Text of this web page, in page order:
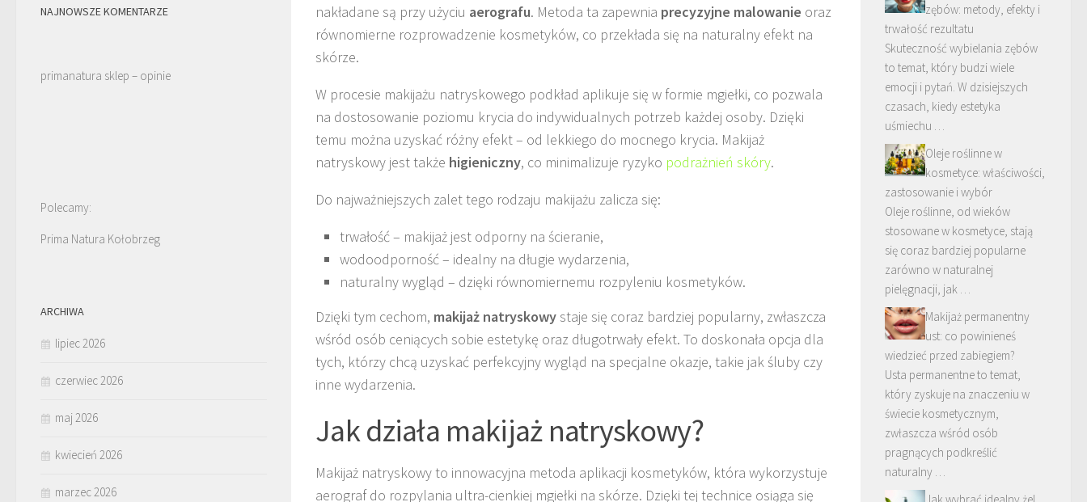
nakładane są przy użyciu aerografu. Metoda ta zapewnia precyzyjne malowanie oraz
równomierne rozprowadzenie kosmetyków, co przekłada się na naturalny efekt na
skórze.
W procesie makijażu natryskowego podkład aplikuje się w formie mgiełki, co pozwala
na dostosowanie poziomu krycia do indywidualnych potrzeb każdej osoby. Dzięki
temu można uzyskać różny efekt – od lekkiego do mocnego krycia. Makijaż
natryskowy jest także higieniczny, co minimalizuje ryzyko podrażnień skóry.
Do najważniejszych zalet tego rodzaju makijażu zalicza się:
trwałość – makijaż jest odporny na ścieranie,
wodoodporność – idealny na długie wydarzenia,
naturalny wygląd – dzięki równomiernemu rozpyleniu kosmetyków.
Dzięki tym cechom, makijaż natryskowy staje się coraz bardziej popularny, zwłaszcza
wśród osób ceniących sobie estetykę oraz długotrwały efekt. To doskonała opcja dla
tych, którzy chcą uzyskać perfekcyjny wygląd na specjalne okazje, takie jak śluby czy
inne wydarzenia.
Jak działa makijaż natryskowy?
Makijaż natryskowy to innowacyjna metoda aplikacji kosmetyków, która wykorzystuje
aerograf do rozpylania ultra-cienkiej mgiełki na skórze. Dzięki tej technice osiąga się
NAJNOWSZE KOMENTARZE
primanatura sklep – opinie
Polecamy:
Prima Natura Kołobrzeg
ARCHIWA
lipiec 2026
czerwiec 2026
maj 2026
kwiecień 2026
marzec 2026
zębów: metody, efekty i
trwałość rezultatu
Skuteczność wybielania zębów
to temat, który budzi wiele
emocji i pytań. W dzisiejszych
czasach, kiedy estetyka
uśmiechu …
Oleje roślinne w
kosmetyce: właściwości,
zastosowanie i wybór
Oleje roślinne, od wieków
stosowane w kosmetyce, stają
się coraz bardziej popularne
zarówno w naturalnej
pielęgnacji, jak …
Makijaż permanentny
ust: co powinieneś
wiedzieć przed zabiegiem?
Usta permanentne to temat,
który zyskuje na znaczeniu w
świecie kosmetycznym,
zwłaszcza wśród osób
pragnących podkreślić
naturalny …